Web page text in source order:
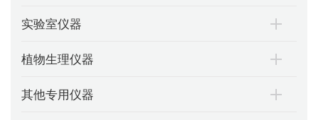
实验室仪器
植物生理仪器
其他专用仪器